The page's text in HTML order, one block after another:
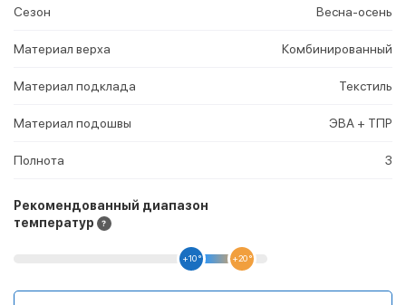
Сезон Весна-осень
Материал верха Комбинированный
Материал подклада Текстиль
Материал подошвы ЭВА + ТПР
Полнота 3
Рекомендованный диапазон
температур
+10 ° +20 °